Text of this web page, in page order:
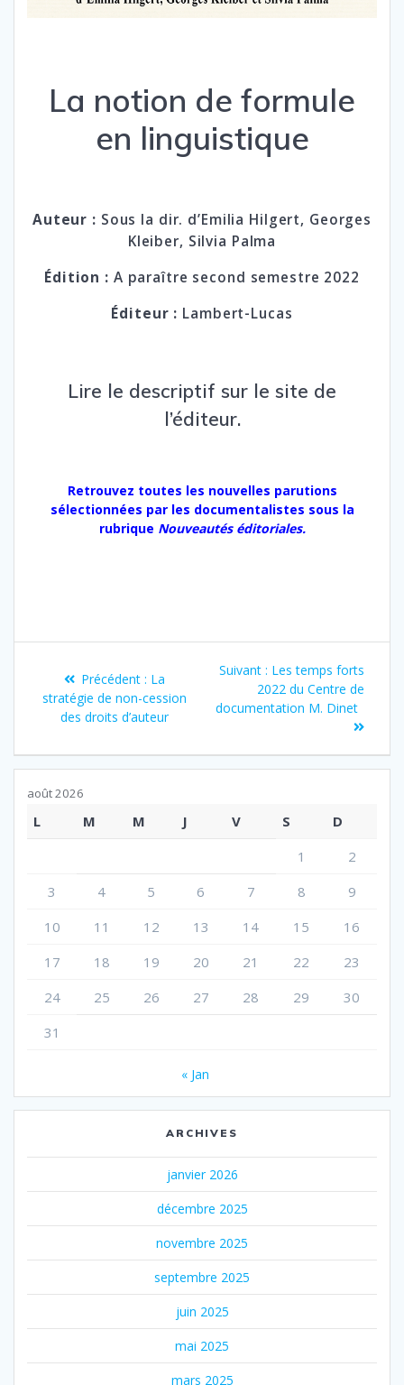
La notion de formule
en linguistique
Auteur : Sous la dir. d’Emilia Hilgert, Georges
Kleiber, Silvia Palma
Édition : A paraître second semestre 2022
Éditeur : Lambert-Lucas
Lire le descriptif sur le site de
l’éditeur.
Retrouvez toutes les nouvelles parutions
sélectionnées par les documentalistes sous la
rubrique Nouveautés éditoriales.
de
l’article
Précédent : Article
précédent
:
La
stratégie de non-cession
des droits d’auteur
Suivant : Article
suivant
:
Les temps forts
2022 du Centre de
documentation M. Dinet
août 2026
L M M J V S
D
1
2
3
4 5 6 7 8
9
10
11 12 13 14 15
16
17
18 19 20 21 22
23
24
25 26 27 28 29
30
31
« Jan
ARCHIVES
janvier 2026
décembre 2025
novembre 2025
septembre 2025
juin 2025
mai 2025
mars 2025